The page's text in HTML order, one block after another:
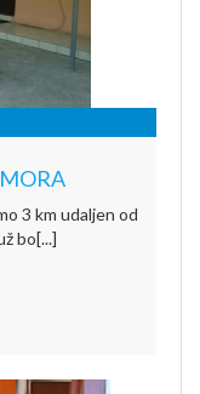
3 km udaljen od
bo[...]